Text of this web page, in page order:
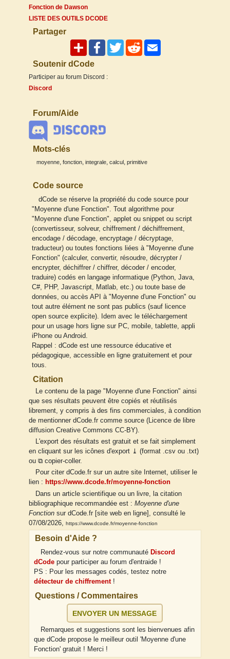
Fonction de Dawson
LISTE DES OUTILS DCODE
Partager
Soutenir dCode
Participer au forum Discord :
Discord
Forum/Aide
Mots-clés
moyenne, fonction, integrale, calcul , primitive
Code source
dCode se réserve la propriété du code source pour
"Moyenne d'une Fonction". Tout algorithme pour
"Moyenne d'une Fonction", applet ou snippet ou script
(convertisseur, solveur, chiffrement / déchiffrement,
encodage / décodage, encryptage / décryptage,
traducteur) ou toutes fonctions liées à "Moyenne d'une
Fonction" (calculer, convertir, résoudre, décrypter /
encrypter, déchiffrer / chiffrer, décoder / encoder,
traduire) codés en langage informatique (Python, Java,
C#, PHP, Javascript, Matlab, etc.) ou toute base de
données, ou accès API à "Moyenne d'une Fonction" ou
tout autre élément ne sont pas publics (sauf licence
open source explicite). Idem avec le téléchargement
pour un usage hors ligne sur PC, mobile, tablette, appli
iPhone ou Android.
Rappel : dCode est une ressource éducative et
pédagogique, accessible en ligne gratuitement et pour
tous.
Citation
Le contenu de la page "Moyenne d'une Fonction" ainsi
que ses résultats peuvent être copiés et réutilisés
librement, y compris à des fins commerciales, à condition
de mentionner dCode.fr comme source (Licence de libre
diffusion Creative Commons CC-BY).
L'export des résultats est gratuit et se fait simplement
en cliquant sur les icônes d'export ⤓ (format .csv ou .txt)
ou ⧉ copier-coller.
Pour citer dCode.fr sur un autre site Internet, utiliser le
lien : https://www.dcode.fr/moyenne-fonction
Dans un article scientifique ou un livre, la citation
bibliographique recommandée est : Moyenne d'une
Fonction sur dCode.fr [site web en ligne], consulté le
07/08/2026,
https://www.dcode.fr/moyenne-fonction
Besoin d'Aide ?
Rendez-vous sur notre communauté Discord
dCode pour participer au forum d'entraide !
PS : Pour les messages codés, testez notre
détecteur de chiffrement!
Questions / Commentaires
ENVOYER UN MESSAGE
Remarques et suggestions sont les bienvenues afin
que dCode propose le meilleur outil 'Moyenne d'une
Fonction' gratuit ! Merci !